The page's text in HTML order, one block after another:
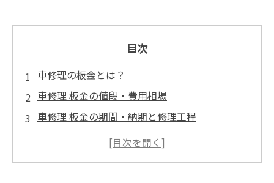
目次
車修理の板金とは？
車修理 板金の値段・費用相場
車修理 板金の期間・納期と修理工程
バイク修理・バイク塗装の基礎知識と依頼のポ